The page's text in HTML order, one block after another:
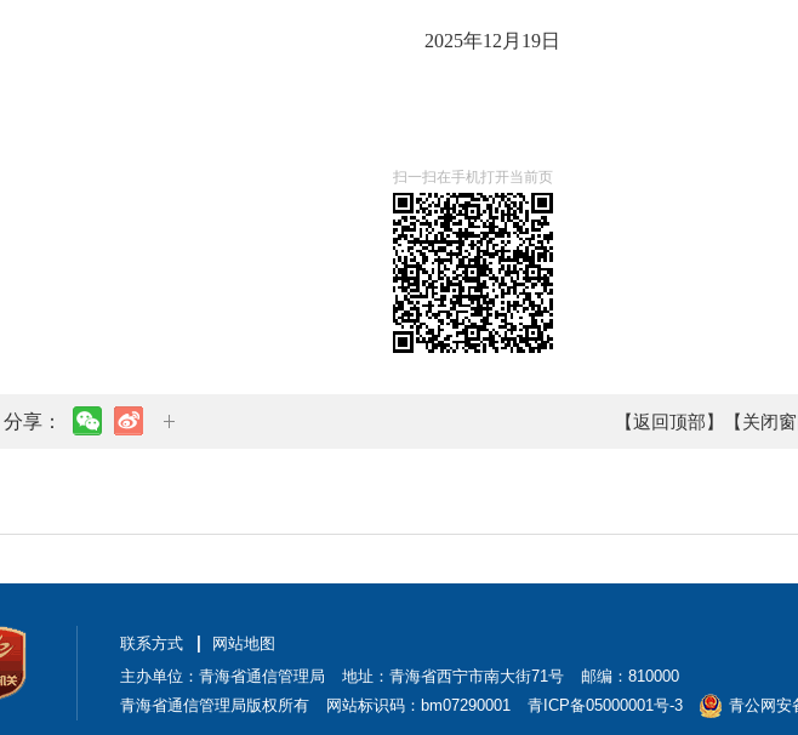
2025年12月19日
扫一扫在手机打开当前页
分享： 【返回顶部】 【关闭窗
联系方式
网站地图
主办单位：青海省通信管理局
地址：青海省西宁市南大街71号
邮编：810000
青海省通信管理局版权所有
网站标识码：bm07290001 青ICP备05000001号-3 青公网安